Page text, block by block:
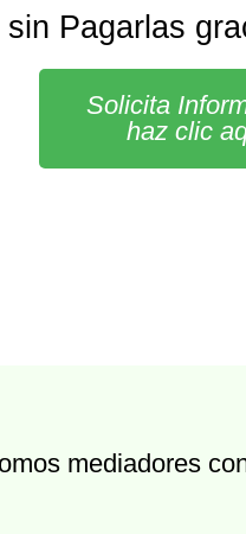
sin Pagarlas
Solicita
haz clic
mediadores